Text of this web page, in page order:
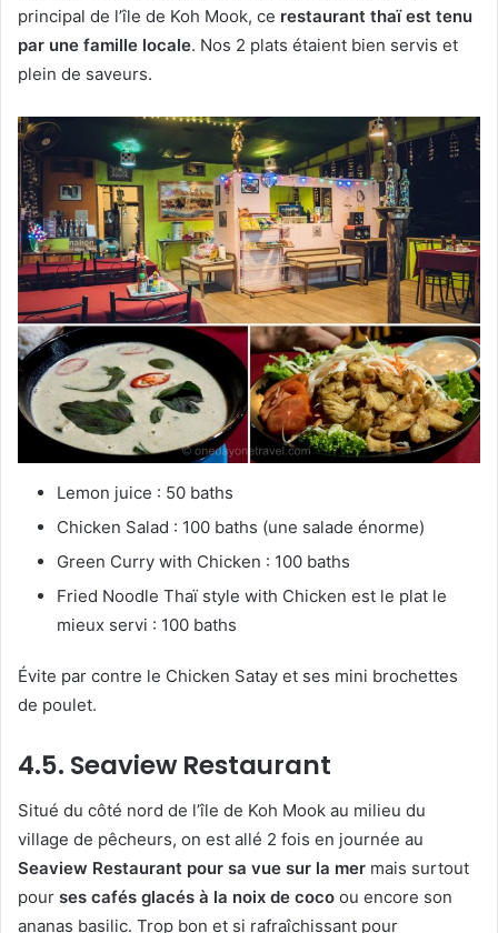
principal de l’île de Koh Mook, ce restaurant thaï est tenu
par une famille locale. Nos 2 plats étaient bien servis et
plein de saveurs.
Lemon juice : 50 baths
Chicken Salad : 100 baths (une salade énorme)
Green Curry with Chicken : 100 baths
Fried Noodle Thaï style with Chicken est le plat le
mieux servi : 100 baths
Évite par contre le Chicken Satay et ses mini brochettes
de poulet.
4.5. Seaview Restaurant
Situé du côté nord de l’île de Koh Mook au milieu du
village de pêcheurs, on est allé 2 fois en journée au
Seaview Restaurant pour sa vue sur la mer mais surtout
pour ses cafés glacés à la noix de coco ou encore son
ananas basilic. Trop bon et si rafraîchissant pour